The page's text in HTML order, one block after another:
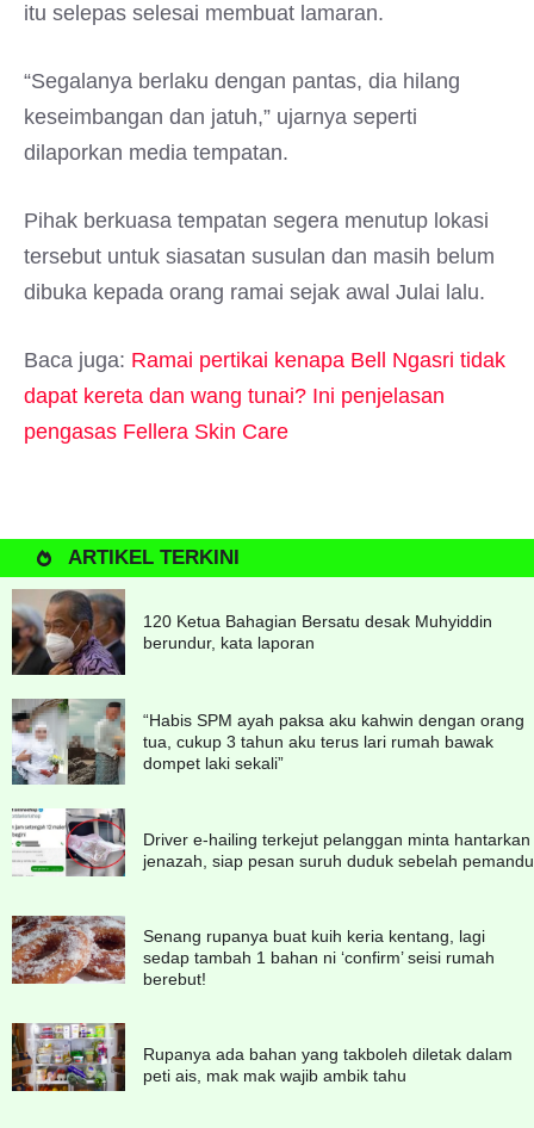
itu selepas selesai membuat lamaran.
“Segalanya berlaku dengan pantas, dia hilang
keseimbangan dan jatuh,” ujarnya seperti
dilaporkan media tempatan.
Pihak berkuasa tempatan segera menutup lokasi
tersebut untuk siasatan susulan dan masih belum
dibuka kepada orang ramai sejak awal Julai lalu.
Baca juga: Ramai pertikai kenapa Bell Ngasri tidak
dapat kereta dan wang tunai? Ini penjelasan
pengasas Fellera Skin Care
ARTIKEL TERKINI
120 Ketua Bahagian Bersatu desak Muhyiddin
berundur, kata laporan
“Habis SPM ayah paksa aku kahwin dengan orang
tua, cukup 3 tahun aku terus lari rumah bawak
dompet laki sekali”
Driver e-hailing terkejut pelanggan minta hantarkan
jenazah, siap pesan suruh duduk sebelah pemandu
Senang rupanya buat kuih keria kentang, lagi
sedap tambah 1 bahan ni ‘confirm’ seisi rumah
berebut!
Rupanya ada bahan yang takboleh diletak dalam
peti ais, mak mak wajib ambik tahu